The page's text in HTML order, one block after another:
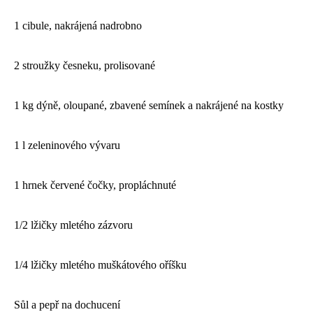
1 cibule, nakrájená nadrobno
2 stroužky česneku, prolisované
1 kg dýně, oloupané, zbavené semínek a nakrájené na kostky
1 l zeleninového vývaru
1 hrnek červené čočky, propláchnuté
1/2 lžičky mletého zázvoru
1/4 lžičky mletého muškátového oříšku
Sůl a pepř na dochucení